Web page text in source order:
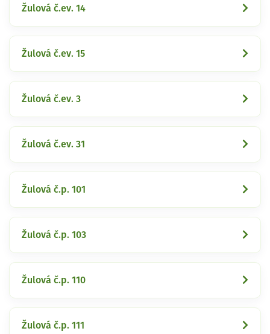
Žulová č.ev. 14
Žulová č.ev. 15
Žulová č.ev. 3
Žulová č.ev. 31
Žulová č.p. 101
Žulová č.p. 103
Žulová č.p. 110
Žulová č.p. 111